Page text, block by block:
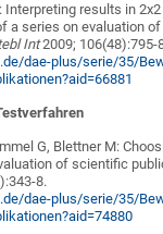
Interpreting results in
a series on evaluation
Int2009; 106(48):795-
dae-plus/serie/35/
G, Blettner M:
of scientific
8.
dae-plus/serie/35/